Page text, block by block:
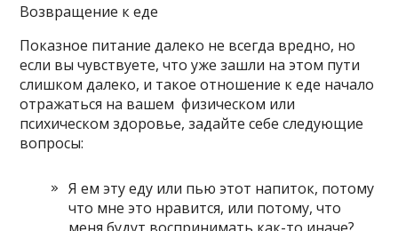
Возвращение к еде
Показное питание далеко не всегда вредно, но
если вы чувствуете, что уже зашли на этом пути
слишком далеко, и такое отношение к еде начало
отражаться на вашем физическом или
психическом здоровье, задайте себе следующие
вопросы:
Я ем эту еду или пью этот напиток, потому
что мне это нравится, или потому, что